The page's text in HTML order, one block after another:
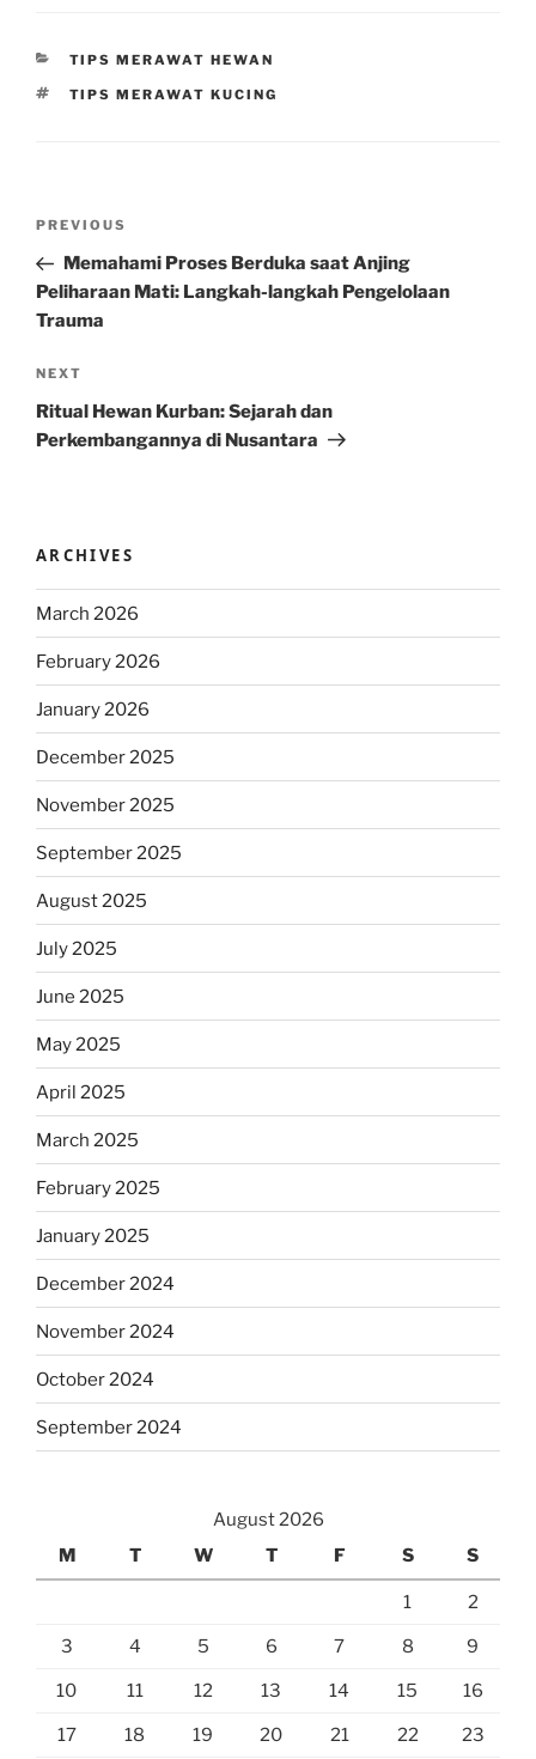
CATEGORIES
TIPS MERAWAT HEWAN
TAGS
TIPS MERAWAT KUCING
Previous
Post
PREVIOUS
Memahami Proses Berduka saat Anjing
Peliharaan Mati: Langkah-langkah Pengelolaan
Trauma
Next
Post
NEXT
Ritual Hewan Kurban: Sejarah dan
Perkembangannya di Nusantara
ARCHIVES
March 2026
February 2026
January 2026
December 2025
November 2025
September 2025
August 2025
July 2025
June 2025
May 2025
April 2025
March 2025
February 2025
January 2025
December 2024
November 2024
October 2024
September 2024
August 2026
M
T W T F S S
1 2
3 4 5 6 7 8 9
10 11 12 13 14 15 16
17 18 19 20 21 22 23